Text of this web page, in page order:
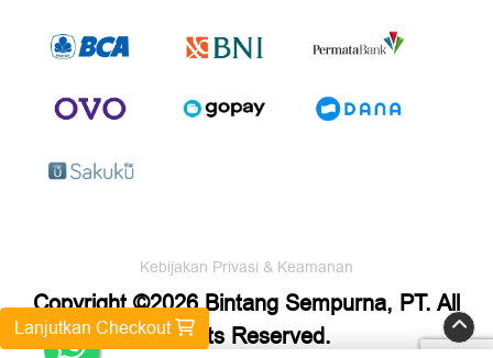
Lanjutkan Checkout
Kebijakan Privasi & Keamanan
Copyright ©2026 Bintang Sempurna, PT. All
Rights Reserved.